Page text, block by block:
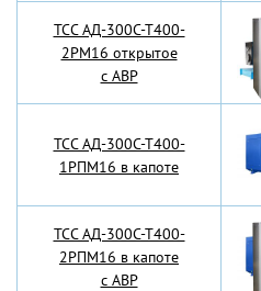
TCC АД-300С-Т400-
2РМ16 открытое
с АВР
TCC АД-300С-Т400-
1РПМ16 в капоте
TCC АД-300С-Т400-
2РПМ16 в капоте
с АВР